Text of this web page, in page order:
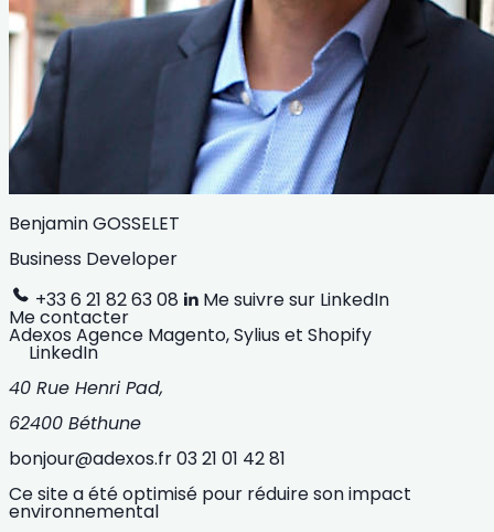
Benjamin GOSSELET
Business Developer
+33 6 21 82 63 08
Me suivre sur LinkedIn
Me contacter
Adexos Agence Magento, Sylius et Shopify
LinkedIn
40 Rue Henri Pad,
62400 Béthune
bonjour@adexos.fr03 21 01 42 81
Ce site a été optimisé pour réduire son impact
environnemental